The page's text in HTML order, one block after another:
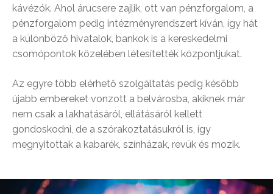
kávézók. Ahol árucsere zajlik, ott van pénzforgalom, a
pénzforgalom pedig intézményrendszert kíván, így hát
a különböző hivatalok, bankok is a kereskedelmi
csomópontok közelében létesítették központjukat.
Az egyre több elérhető szolgáltatás pedig később
újabb embereket vonzott a belvárosba, akiknek már
nem csak a lakhatásáról, ellátásáról kellett
gondoskodni, de a szórakoztatásukról is, így
megnyitottak a kabarék, színházak, revük és mozik.